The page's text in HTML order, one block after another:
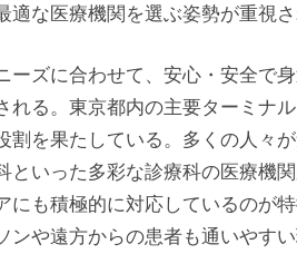
適な医療機関を選ぶ姿勢が重視さ
ーズに合わせて、安心・安全で
れる。東京都内の主要ターミナ
割を果たしている。多くの人々
といった多彩な診療科の医療機
にも積極的に対応しているのが
ンや遠方からの患者も通いやす